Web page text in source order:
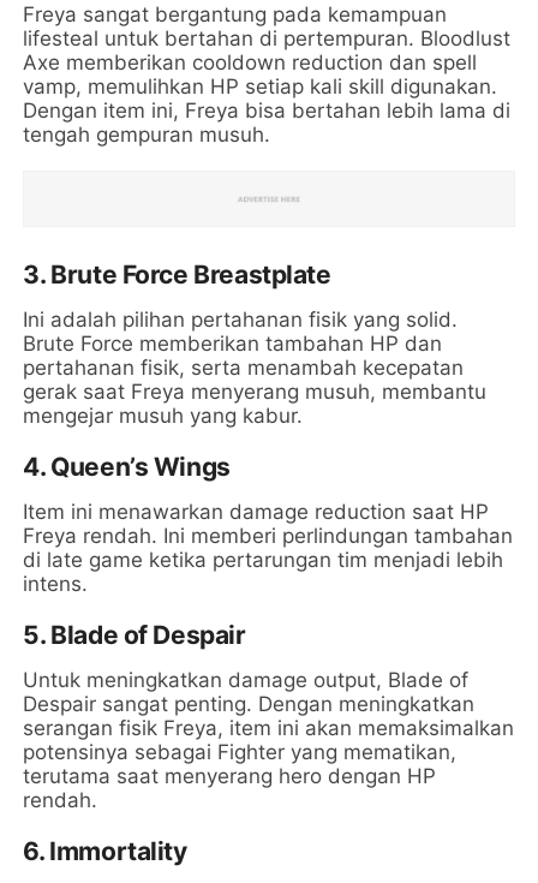
Freya sangat bergantung pada kemampuan
lifesteal untuk bertahan di pertempuran. Bloodlust
Axe memberikan cooldown reduction dan spell
vamp, memulihkan HP setiap kali skill digunakan.
Dengan item ini, Freya bisa bertahan lebih lama di
tengah gempuran musuh.
3. Brute Force Breastplate
Ini adalah pilihan pertahanan fisik yang solid.
Brute Force memberikan tambahan HP dan
pertahanan fisik, serta menambah kecepatan
gerak saat Freya menyerang musuh, membantu
mengejar musuh yang kabur.
4. Queen’s Wings
Item ini menawarkan damage reduction saat HP
Freya rendah. Ini memberi perlindungan tambahan
di late game ketika pertarungan tim menjadi lebih
intens.
5. Blade of Despair
Untuk meningkatkan damage output, Blade of
Despair sangat penting. Dengan meningkatkan
serangan fisik Freya, item ini akan memaksimalkan
potensinya sebagai Fighter yang mematikan,
terutama saat menyerang hero dengan HP
rendah.
6. Immortality